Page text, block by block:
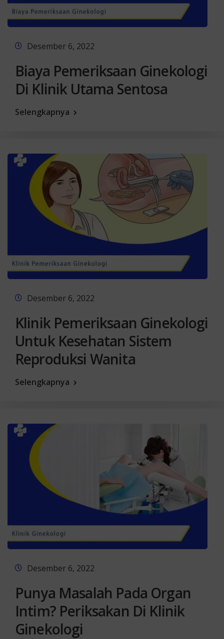
Desember 6, 2022
Biaya Pemeriksaan Ginekologi
Di Klinik Utama Sentosa
Selengkapnya
Desember 6, 2022
Klinik Pemeriksaan Ginekologi
Untuk Kesehatan Sistem
Reproduksi Wanita
Selengkapnya
Desember 6, 2022
Punya Masalah Pada Organ
Intim? Periksakan Di Klinik
Ginekologi